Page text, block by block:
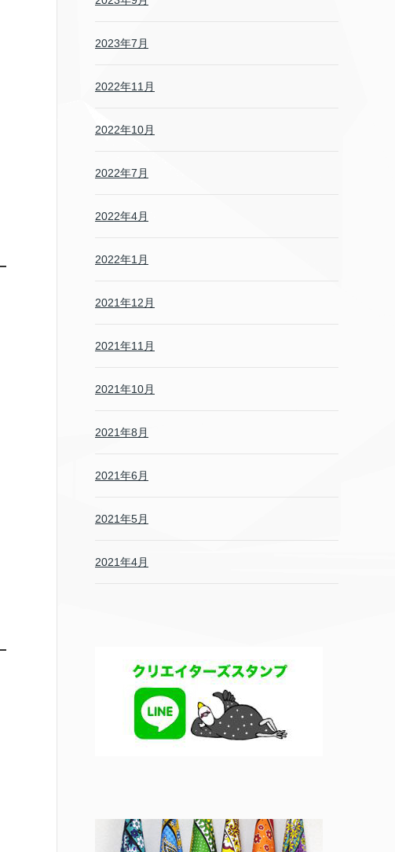
2023年7月
2022年11月
2022年10月
2022年7月
2022年4月
2022年1月
2021年12月
2021年11月
2021年10月
2021年8月
2021年6月
2021年5月
2021年4月